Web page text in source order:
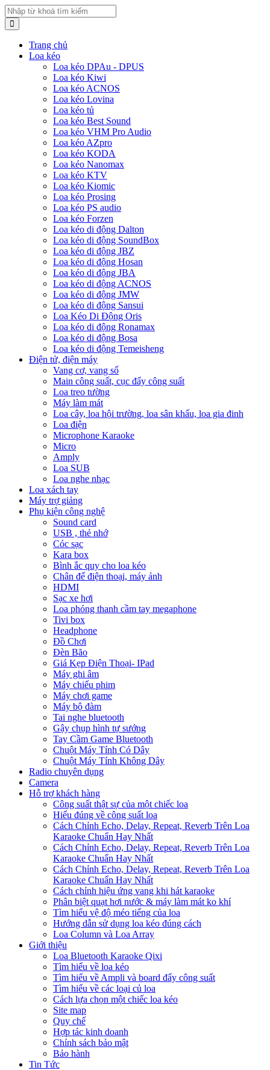
Trang chủ
Loa kéo
Loa kéo DPAu - DPUS
Loa kéo Kiwi
Loa kéo ACNOS
Loa kéo Lovina
Loa kéo tủ
Loa kéo Best Sound
Loa kéo VHM Pro Audio
Loa kéo AZpro
Loa kéo KODA
Loa kéo Nanomax
Loa kéo KTV
Loa kéo Kiomic
Loa kéo Prosing
Loa kéo PS audio
Loa kéo Forzen
Loa kéo di động Dalton
Loa kéo di động SoundBox
Loa kéo di động JBZ
Loa kéo di động Hosan
Loa kéo di động JBA
Loa kéo di động ACNOS
Loa kéo di động JMW
Loa kéo di động Sansui
Loa Kéo Di Động Oris
Loa kéo di động Ronamax
Loa kéo di động Bosa
Loa kéo di động Temeisheng
Điện tử, điện máy
Vang cơ, vang số
Main công suất, cục đẩy công suất
Loa treo tường
Máy làm mát
Loa cây, loa hội trường, loa sân khấu, loa gia đinh
Loa điện
Microphone Karaoke
Micro
Amply
Loa SUB
Loa nghe nhạc
Loa xách tay
Máy trợ giảng
Phụ kiện công nghệ
Sound card
USB , thẻ nhớ
Cóc sạc
Kara box
Bình ắc quy cho loa kéo
Chân để điện thoại, máy ảnh
HDMI
Sạc xe hơi
Loa phóng thanh cầm tay megaphone
Tivi box
Headphone
Đồ Chơi
Đèn Bão
Giá Kẹp Điện Thoại- IPad
Máy ghi âm
Máy chiếu phim
Máy chơi game
Máy bộ đàm
Tai nghe bluetooth
Gậy chụp hình tự sướng
Tay Cầm Game Bluetooth
Chuột Máy Tính Có Dây
Chuột Máy Tính Không Dây
Radio chuyên dụng
Camera
Hỗ trợ khách hàng
Công suất thật sự của một chiếc loa
Hiểu đúng về công suất loa
Cách Chỉnh Echo, Delay, Repeat, Reverb Trên Loa
Karaoke Chuẩn Hay Nhất
Cách Chỉnh Echo, Delay, Repeat, Reverb Trên Loa
Karaoke Chuẩn Hay Nhất
Cách Chỉnh Echo, Delay, Repeat, Reverb Trên Loa
Karaoke Chuẩn Hay Nhất
Cách chỉnh hiệu ứng vang khi hát karaoke
Phân biệt quạt hơi nước & máy làm mát ko khí
Tìm hiểu vệ độ méo tiếng của loa
Hướng dẫn sử dụng loa kéo đúng cách
Loa Column và Loa Array
Giới thiệu
Loa Bluetooth Karaoke Qixi
Tìm hiểu về loa kéo
Tìm hiểu về Ampli và board đẩy công suất
Tìm hiểu về các loại củ loa
Cách lựa chọn một chiếc loa kéo
Site map
Quy chế
Hợp tác kinh doanh
Chính sách bảo mật
Bảo hành
Tin Tức